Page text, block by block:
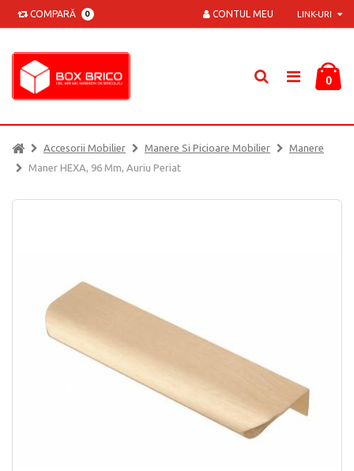
COMPARĂ 0 LINK-URI
CONTUL MEU
0
Accesorii Mobilier Manere Si Picioare Mobilier
Manere
Maner HEXA, 96 Mm, Auriu Periat